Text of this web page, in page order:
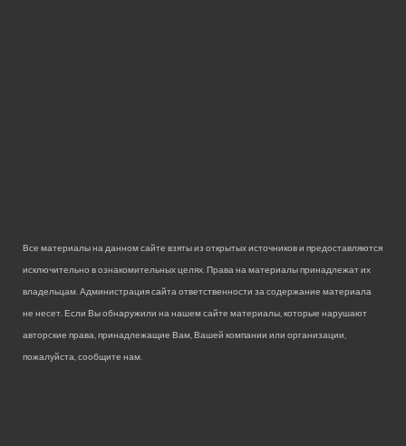
Все материалы на данном сайте взяты из открытых источников и предоставляются
исключительно в ознакомительных целях. Права на материалы принадлежат их
владельцам. Администрация сайта ответственности за содержание материала
не несет. Если Вы обнаружили на нашем сайте материалы, которые нарушают
авторские права, принадлежащие Вам, Вашей компании или организации,
пожалуйста, сообщите нам.